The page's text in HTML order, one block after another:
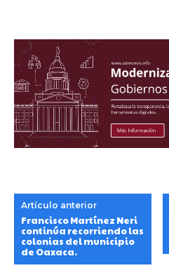
Artículo anterior
Francisco Martínez Neri
continúa recorriendo las
colonias del municipio
de Oaxaca.